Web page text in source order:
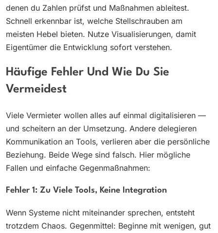
denen du Zahlen prüfst und Maßnahmen ableitest.
Schnell erkennbar ist, welche Stellschrauben am
meisten Hebel bieten. Nutze Visualisierungen, damit
Eigentümer die Entwicklung sofort verstehen.
Häufige Fehler Und Wie Du Sie
Vermeidest
Viele Vermieter wollen alles auf einmal digitalisieren —
und scheitern an der Umsetzung. Andere delegieren
Kommunikation an Tools, verlieren aber die persönliche
Beziehung. Beide Wege sind falsch. Hier mögliche
Fallen und einfache Gegenmaßnahmen:
Fehler 1: Zu Viele Tools, Keine Integration
Wenn Systeme nicht miteinander sprechen, entsteht
trotzdem Chaos. Gegenmittel: Beginne mit wenigen, gut